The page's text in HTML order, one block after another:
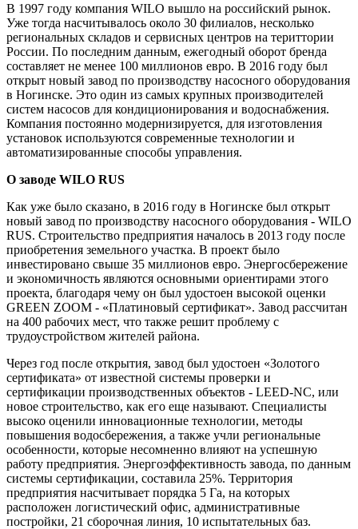
В 1997 году компания WILO вышло на российский рынок.
Уже тогда насчитывалось около 30 филиалов, несколько
региональных складов и сервисных центров на териттории
России. По последним данным, ежегодный оборот бренда
составляет не менее 100 миллионов евро. В 2016 году был
открыт новый завод по производству насосного оборудования
в Ногинске. Это один из самых крупных производителей
систем насосов для кондиционирования и водоснабжения.
Компания постоянно модернизируется, для изготовления
установок используются современные технологии и
автоматизированные способы управления.
О заводе WILO RUS
Как уже было сказано, в 2016 году в Ногинске был открыт
новый завод по производству насосного оборудования - WILO
RUS. Строительство предприятия началось в 2013 году после
приобретения земельного участка. В проект было
инвестировано свыше 35 миллионов евро. Энергосбережение
и экономичность являются основными ориентирами этого
проекта, благодаря чему он был удостоен высокой оценки
GREEN ZOOM - «Платиновый сертификат». Завод рассчитан
на 400 рабочих мест, что также решит проблему с
трудоустройством жителей района.
Через год после открытия, завод был удостоен «Золотого
сертификата» от известной системы проверки и
сертификации производственных объектов - LEED-NC, или
новое строительство, как его еще называют. Специалисты
высоко оценили инновационные технологии, методы
повышения водосбережения, а также учли региональные
особенности, которые несомненно влияют на успешную
работу предприятия. Энергоэффективность завода, по данным
системы сертификации, составила 25%. Территория
предприятия насчитывает порядка 5 Га, на которых
расположен логистический офис, административные
постройки, 21 сборочная линия, 10 испытательных баз.